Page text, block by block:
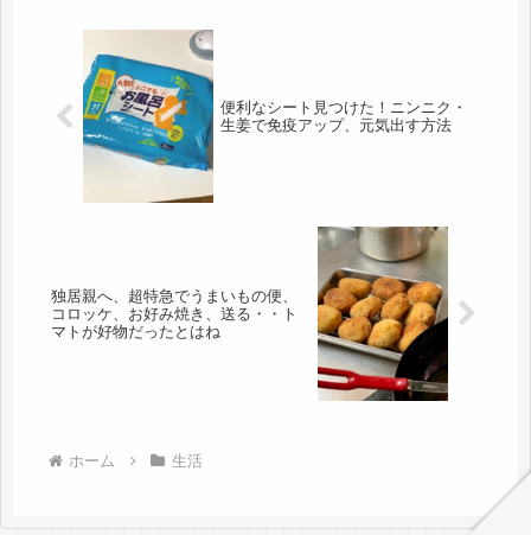
便利なシート見つけた！ニンニク・
生姜で免疫アップ、元気出す方法
独居親へ、超特急でうまいもの便、
コロッケ、お好み焼き、送る・・ト
マトが好物だったとはね
ホーム 生活